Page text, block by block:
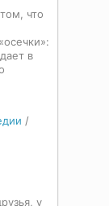
что
в
/
у